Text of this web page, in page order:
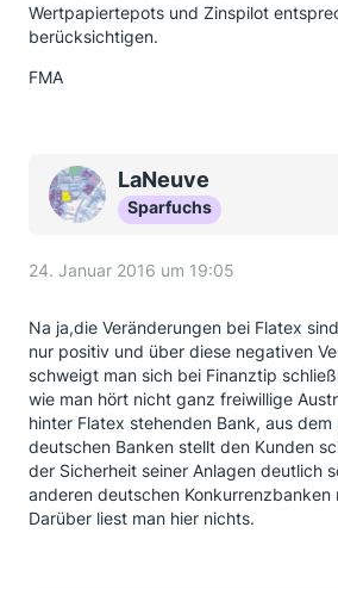
Wertpapiertepots und Zinspilot
berücksichtigen.
FMA
LaNeuve
Sparfuchs
24. Januar 2016 um 19:05
Na ja,die Veränderungen bei Flatex
nur positiv und über diese negativen
schweigt man sich bei Finanztip
wie man hört nicht ganz freiwillige
hinter Flatex stehenden Bank, aus
deutschen Banken stellt den Kunden
der Sicherheit seiner Anlagen deutlich
anderen deutschen
Darüber liest man hier nichts.